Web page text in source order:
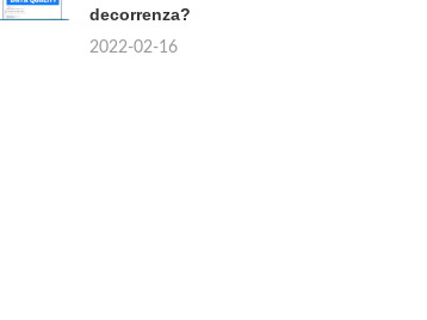
decorrenza?
2022-02-16